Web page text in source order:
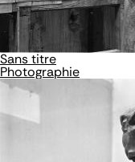
Sans titre
Photographie